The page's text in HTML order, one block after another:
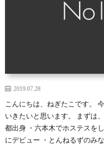
2019.07.28
こんにちは、ねぎたこです。
いきたいと思います。 まず
都出身 ・六本木でホステスを
にデビュー ・とんねるずのみ